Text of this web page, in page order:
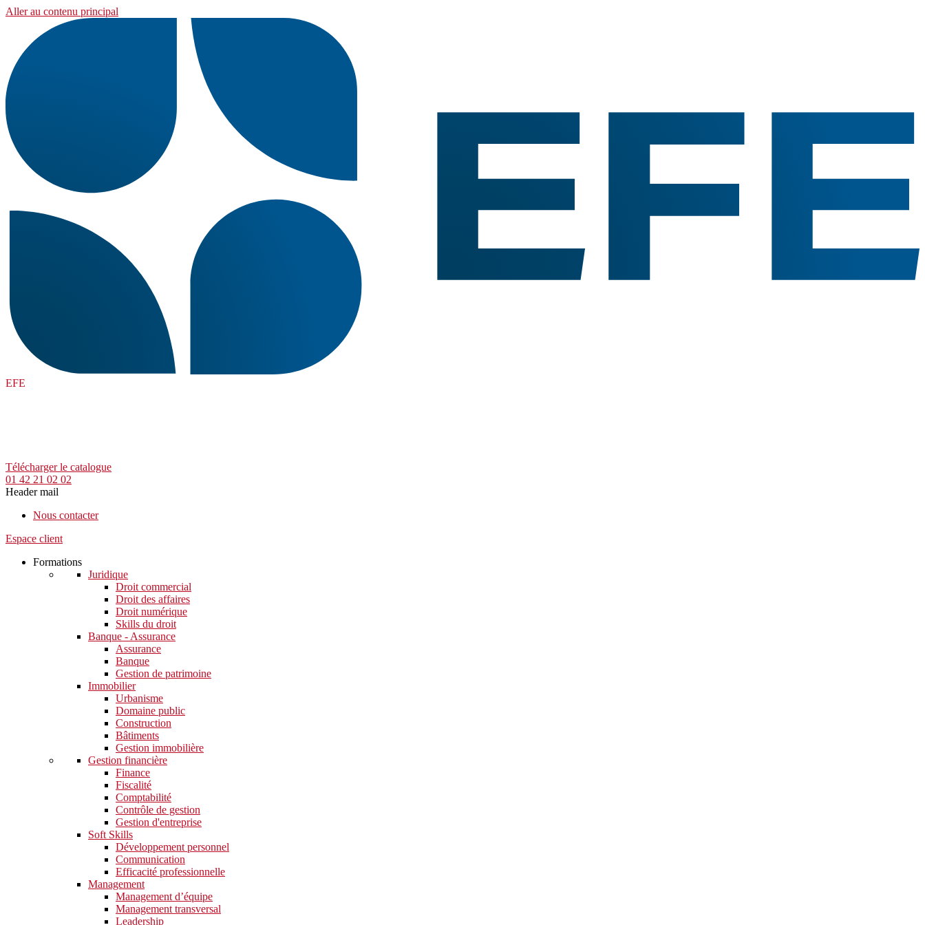
Aller au contenu principal
EFE
Télécharger le catalogue
01 42 21 02 02
Header mail
Nous contacter
Espace client
Formations
Juridique
Droit commercial
Droit des affaires
Droit numérique
Skills du droit
Banque - Assurance
Assurance
Banque
Gestion de patrimoine
Immobilier
Urbanisme
Domaine public
Construction
Bâtiments
Gestion immobilière
Gestion financière
Finance
Fiscalité
Comptabilité
Contrôle de gestion
Gestion d'entreprise
Soft Skills​
Développement personnel
Communication
Efficacité professionnelle
Management
Management d’équipe
Management transversal
Leadership